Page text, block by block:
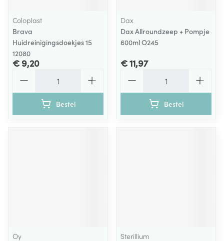
Coloplast
Brava
Huidreinigingsdoekjes 15
12080
€ 9,20
Bestel
Dax
Dax Allroundzeep + Pompje
600ml O245
€ 11,97
Bestel
Oy
Sterillium